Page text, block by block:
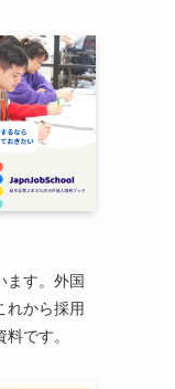
ます。外国
れから採用
です。